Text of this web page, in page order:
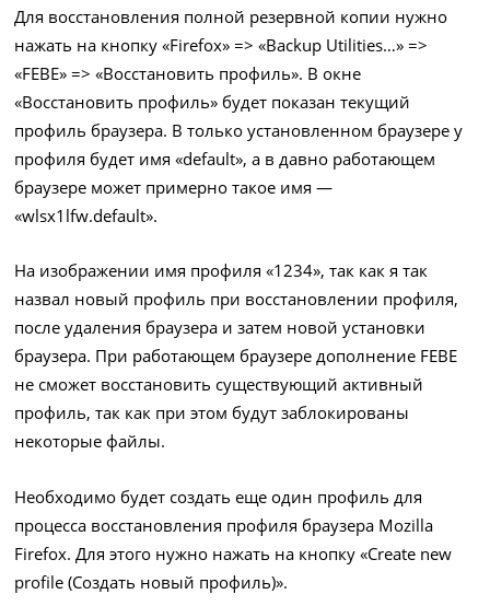
Для восстановления полной резервной копии нужно
нажать на кнопку «Firefox» => «Backup Utilities…» =>
«FEBE» => «Восстановить профиль». В окне
«Восстановить профиль» будет показан текущий
профиль браузера. В только установленном браузере у
профиля будет имя «default», а в давно работающем
браузере может примерно такое имя —
«wlsx1lfw.default».
На изображении имя профиля «1234», так как я так
назвал новый профиль при восстановлении профиля,
после удаления браузера и затем новой установки
браузера. При работающем браузере дополнение FEBE
не сможет восстановить существующий активный
профиль, так как при этом будут заблокированы
некоторые файлы.
Необходимо будет создать еще один профиль для
процесса восстановления профиля браузера Mozilla
Firefox. Для этого нужно нажать на кнопку «Create new
profile (Создать новый профиль)».